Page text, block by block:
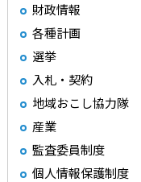
財政情報
各種計画
選挙
入札・契約
地域おこし協力隊
産業
監査委員制度
個人情報保護制度